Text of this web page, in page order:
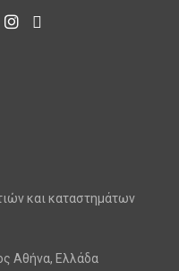
και καταστημάτων
Αθήνα, Ελλάδα